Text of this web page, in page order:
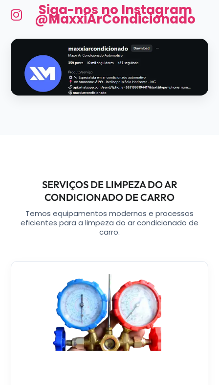
Siga-nos no Instagram
@MaxxiArCondicionado
SERVIÇOS DE LIMPEZA DO AR
CONDICIONADO DE CARRO
Temos equipamentos modernos e processos
eficientes para a limpeza do ar condicionado de
carro.